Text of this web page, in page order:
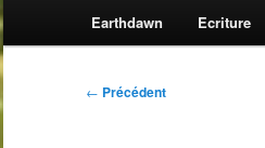
Earthdawn Ecriture
Navigation
← Précédent